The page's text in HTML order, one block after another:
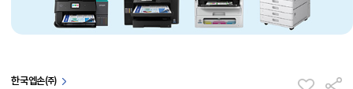
한국엡손㈜